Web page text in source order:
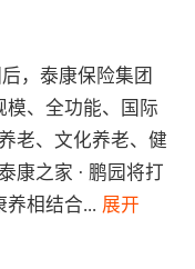
，泰康保险集团
模、全功能、国际
老、文化养老、健
康之家 · 鹏园将打
养相结合... 展开